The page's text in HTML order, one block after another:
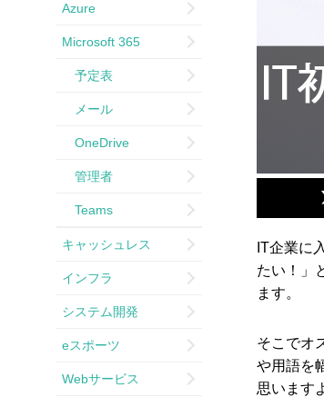
IT企業に
たい！」
ます。
そこでオ
や用語を
思います
Azure
Microsoft 365
予定表
メール
OneDrive
管理者
Teams
キャッシュレス
インフラ
システム開発
eスポーツ
Webサービス